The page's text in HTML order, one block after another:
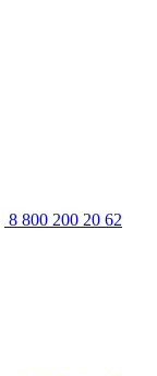
8 800 200 20 62